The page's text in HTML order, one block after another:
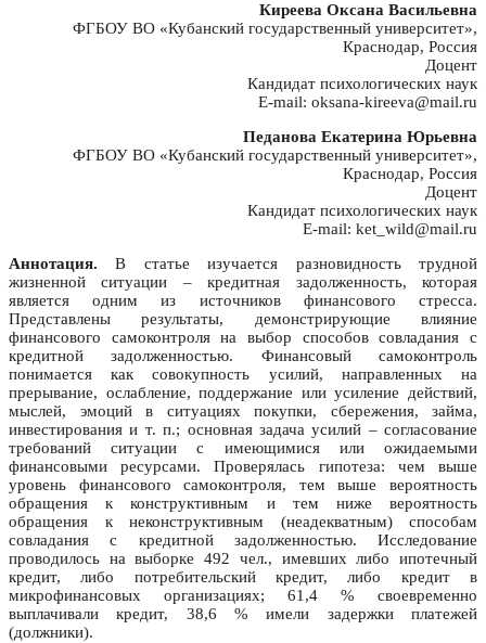
Киреева Оксана Васильевна
ФГБОУ ВО «Кубанский государственный университет»,
Краснодар, Россия
Доцент
Кандидат психологических наук
E-mail: oksana-kireeva@mail.ru
Педанова Екатерина Юрьевна
ФГБОУ ВО «Кубанский государственный университет»,
Краснодар, Россия
Доцент
Кандидат психологических наук
E-mail: ket_wild@mail.ru
Аннотация. В статье изучается разновидность трудной
жизненной ситуации – кредитная задолженность, которая
является одним из источников финансового стресса.
Представлены результаты, демонстрирующие влияние
финансового самоконтроля на выбор способов совладания с
кредитной задолженностью. Финансовый самоконтроль
понимается как совокупность усилий, направленных на
прерывание, ослабление, поддержание или усиление действий,
мыслей, эмоций в ситуациях покупки, сбережения, займа,
инвестирования и т. п.; основная задача усилий – согласование
требований ситуации с имеющимися или ожидаемыми
финансовыми ресурсами. Проверялась гипотеза: чем выше
уровень финансового самоконтроля, тем выше вероятность
обращения к конструктивным и тем ниже вероятность
обращения к неконструктивным (неадекватным) способам
совладания с кредитной задолженностью. Исследование
проводилось на выборке 492 чел., имевших либо ипотечный
кредит, либо потребительский кредит, либо кредит в
микрофинансовых организациях; 61,4 % своевременно
выплачивали кредит, 38,6 % имели задержки платежей
(должники).